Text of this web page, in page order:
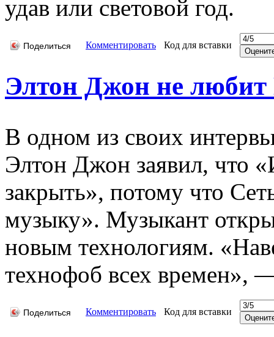
удав или световой год.
Поделиться Комментировать Код для вставки
Элтон Джон не любит
В одном из своих
Элтон Джон заявил, что
закрыть», потому что
музыку». Музыкант
новым технологиям.
технофоб всех времен»,
Поделиться Комментировать Код для вставки